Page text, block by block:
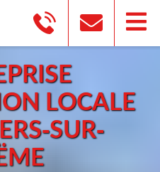
LOCALE
SUR-